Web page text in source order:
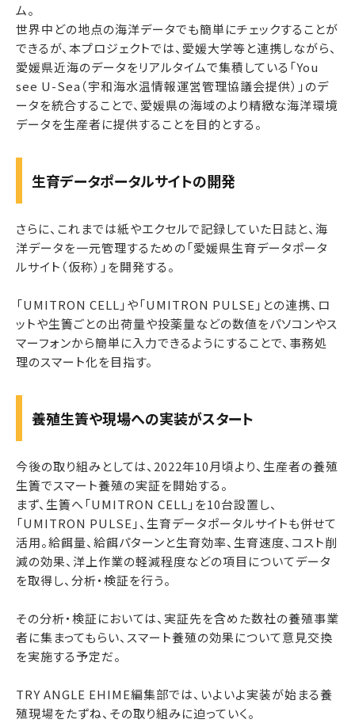
ム。
世界中どの地点の海洋データでも簡単にチェックすることが
できるが、本プロジェクトでは、愛媛大学等と連携しながら、
愛媛県近海のデータをリアルタイムで集積している「You
see U-Sea（宇和海水温情報運営管理協議会提供）」のデ
ータを統合することで、愛媛県の海域のより精緻な海洋環境
データを生産者に提供することを目的とする。
生育データポータルサイトの開発
さらに、これまでは紙やエクセルで記録していた日誌と、海
洋データを一元管理するための「愛媛県生育データポータ
ルサイト（仮称）」を開発する。
「UMITRON CELL」や「UMITRON PULSE」との連携、ロ
ットや生簀ごとの出荷量や投薬量などの数値をパソコンやス
マーフォンから簡単に入力できるようにすることで、事務処
理のスマート化を目指す。
養殖生簀や現場への実装がスタート
今後の取り組みとしては、2022年10月頃より、生産者の養殖
生簀でスマート養殖の実証を開始する。
まず、生簀へ「UMITRON CELL」を10台設置し、
「UMITRON PULSE」、生育データポータルサイトも併せて
活用。給餌量、給餌パターンと生育効率、生育速度、コスト削
減の効果、洋上作業の軽減程度などの項目についてデータ
を取得し、分析・検証を行う。
その分析・検証においては、実証先を含めた数社の養殖事業
者に集まってもらい、スマート養殖の効果について意見交換
を実施する予定だ。
TRY ANGLE EHIME編集部では、いよいよ実装が始まる養
殖現場をたずね、その取り組みに迫っていく。